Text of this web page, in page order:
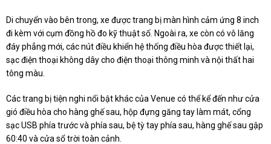
Di chuyển vào bên trong, xe được trang bị màn hình cảm ứng 8 inch
đi kèm với cụm đồng hồ đo kỹ thuật số. Ngoài ra, xe còn có vô lăng
đáy phẳng mới, các nút điều khiển hệ thống điều hòa được thiết lại,
sạc điện thoại không dây cho điện thoại thông minh và nội thất hai
tông màu.
Các trang bị tiện nghi nổi bật khác của Venue có thể kể đến như cửa
gió điều hòa cho hàng ghế sau, hộp đựng găng tay làm mát, cổng
sạc USB phía trước và phía sau, bệ tỳ tay phía sau, hàng ghế sau gập
60:40 và cửa sổ trời toàn cảnh.